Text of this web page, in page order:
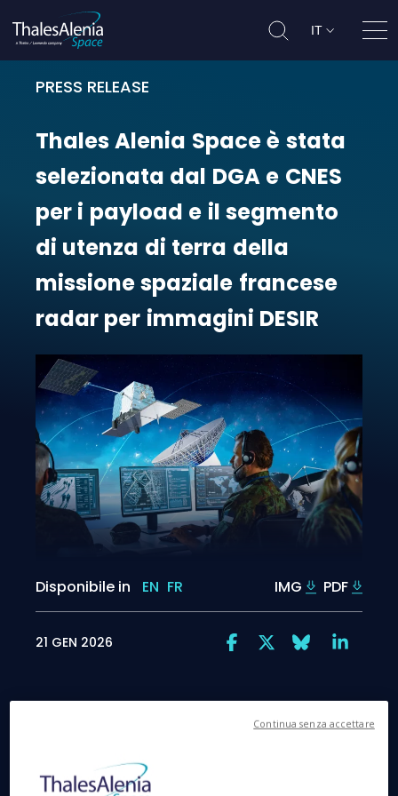
IT
PRESS RELEASE
Thales Alenia Space è stata
ThalesAlenia Spaceè stata
selezionata dal DGA e CNES
per i payload e il segmento
di utenza di terra della
missionespaziale francese
radar per immagini DESIR
Disponibile in EN FR IMG PDF
21 GEN 2026
una joint venture tra Thales (67%) e Leonardo
(33%), ha annunciato oggi di essersi aggiudicata un
Continua senza accettare